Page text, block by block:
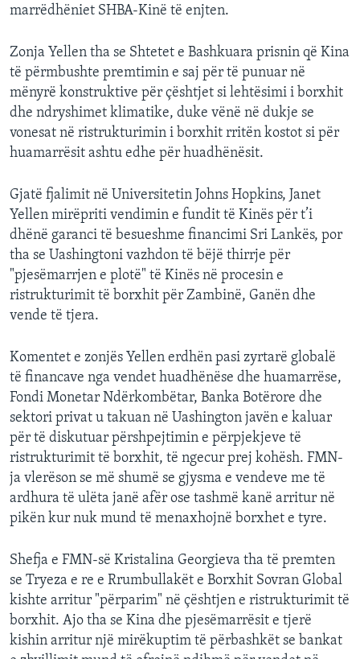
marrëdhëniet SHBA-Kinë të enjten.
Zonja Yellen tha se Shtetet e Bashkuara prisnin që Kina
të përmbushte premtimin e saj për të punuar në
mënyrë konstruktive për çështjet si lehtësimi i borxhit
dhe ndryshimet klimatike, duke vënë në dukje se
vonesat në ristrukturimin i borxhit rritën kostot si për
huamarrësit ashtu edhe për huadhënësit.
Gjatë fjalimit në Universitetin Johns Hopkins, Janet
Yellen mirëpriti vendimin e fundit të Kinës për t’i
dhënë garanci të besueshme financimi Sri Lankës, por
tha se Uashingtoni vazhdon të bëjë thirrje për
"pjesëmarrjen e plotë" të Kinës në procesin e
ristrukturimit të borxhit për Zambinë, Ganën dhe
vende të tjera.
Komentet e zonjës Yellen erdhën pasi zyrtarë globalë
të financave nga vendet huadhënëse dhe huamarrëse,
Fondi Monetar Ndërkombëtar, Banka Botërore dhe
sektori privat u takuan në Uashington javën e kaluar
për të diskutuar përshpejtimin e përpjekjeve të
ristrukturimit të borxhit, të ngecur prej kohësh. FMN-
ja vlerëson se më shumë se gjysma e vendeve me të
ardhura të ulëta janë afër ose tashmë kanë arritur në
pikën kur nuk mund të menaxhojnë borxhet e tyre.
Shefja e FMN-së Kristalina Georgieva tha të premten
se Tryeza e re e Rrumbullakët e Borxhit Sovran Global
kishte arritur "përparim" në çështjen e ristrukturimit të
borxhit. Ajo tha se Kina dhe pjesëmarrësit e tjerë
kishin arritur një mirëkuptim të përbashkët se bankat